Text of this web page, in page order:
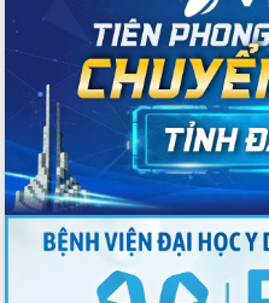
Phó Bí thư Tỉnh ủy Đắk Lắk Đỗ Hữu
Huy giữ chức Bí thư Đảng ủy Ủy Ban
Nhân dân tỉnh
Bệnh án điện tử thúc đẩy chuyển đổi
số y tế tại Đắk Lắk
Chuyển đổi số thư viện: Mở rộng
không gian tri thức trong thời đại số
Đánh giá, rút kinh nghiệm công tác tổ
chức diễn tập trước ngày bầu cử
Chương trình “Gặp gỡ hữu nghị –
Friendship Meeting New Year 2026”